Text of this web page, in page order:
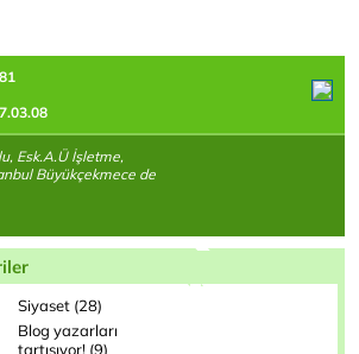
Esk.A.Ü İşletme,
Büyükçekmece de
Siyaset (28)
Blog yazarları
tartışıyor! (9)